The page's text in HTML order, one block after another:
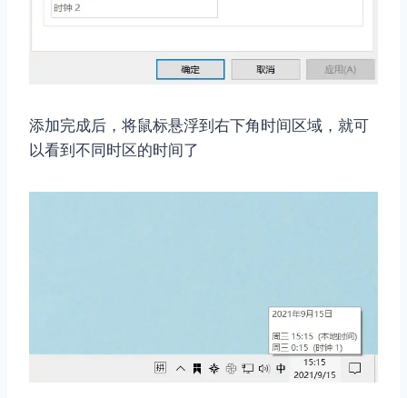
添加完成后，将鼠标悬浮到右下角时间区域，就可
以看到不同时区的时间了